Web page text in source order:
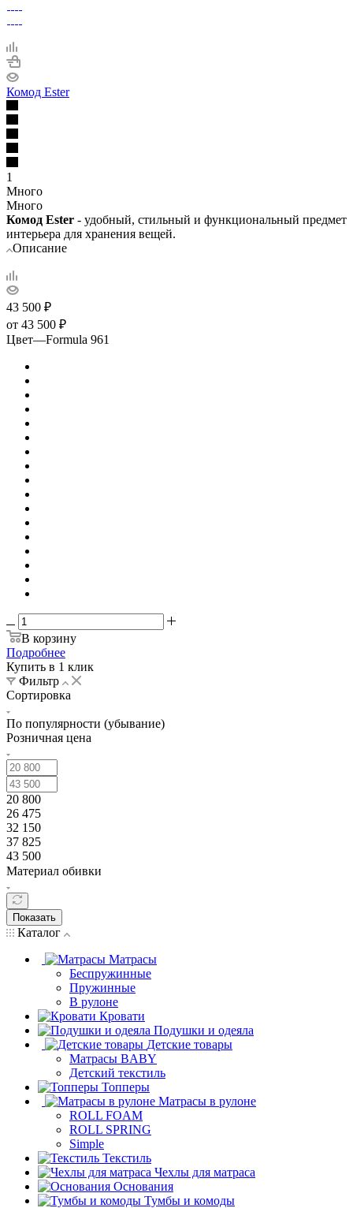
Комод Ester
1
Много
Много
Комод Ester - удобный, стильный и функциональный предмет
интерьера для хранения вещей.
Описание
43 500 ₽
от 43 500 ₽
Цвет—Formula 961
В корзину
Подробнее
Купить в 1 клик
Фильтр
Сортировка
По популярности (убывание)
Розничная цена
20 800
26 475
32 150
37 825
43 500
Материал обивки
Показать
Каталог
Матрасы
Беспружинные
Пружинные
В рулоне
Кровати
Подушки и одеяла
Детские товары
Матрасы BABY
Детский текстиль
Топперы
Матрасы в рулоне
ROLL FOAM
ROLL SPRING
Simple
Текстиль
Чехлы для матраса
Основания
Тумбы и комоды